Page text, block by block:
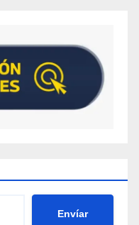
Envíar